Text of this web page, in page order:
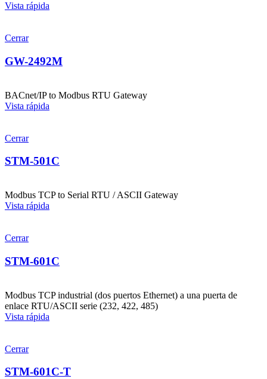
Vista rápida
Cerrar
GW-2492M
BACnet/IP to Modbus RTU Gateway
Vista rápida
Cerrar
STM-501C
Modbus TCP to Serial RTU / ASCII Gateway
Vista rápida
Cerrar
STM-601C
Modbus TCP industrial (dos puertos Ethernet) a una puerta de
enlace RTU/ASCII serie (232, 422, 485)
Vista rápida
Cerrar
STM-601C-T